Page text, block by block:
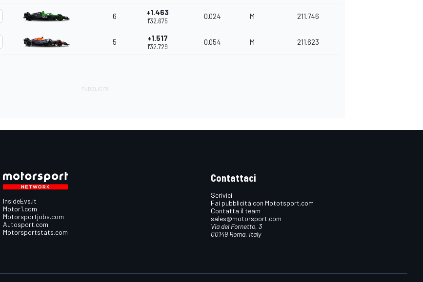
6 +1.463
1'32.675
0.024 M 211.746
5 +1.517
1'32.729
0.054 M 211.623
InsideEvs.it
Motor1.com
Motorsportjobs.com
Autosport.com
Motorsportstats.com
Contattaci
Scrivici
Fai pubblicità con Mototsport.com
Contatta il team
sales@motorsport.com
Via del Fornetto, 3
00149 Roma, Italy